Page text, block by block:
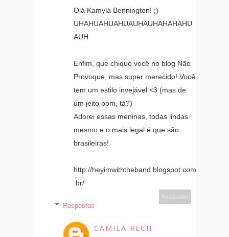
Olá Kamyla Bennington! ;)
UHAHUAHUAHUAUHAUHAHAHAHU
AUH
Enfim, que chique você no blog Não
Provoque, mas super merecido! Você
tem um estilo invejável <3 (mas de
um jeito bom, tá?)
Adorei essas meninas, todas lindas
mesmo e o mais legal é que são
brasileiras!
http://heyimwiththeband.blogspot.com
.br/
Responder
Respostas
CAMILA RECH